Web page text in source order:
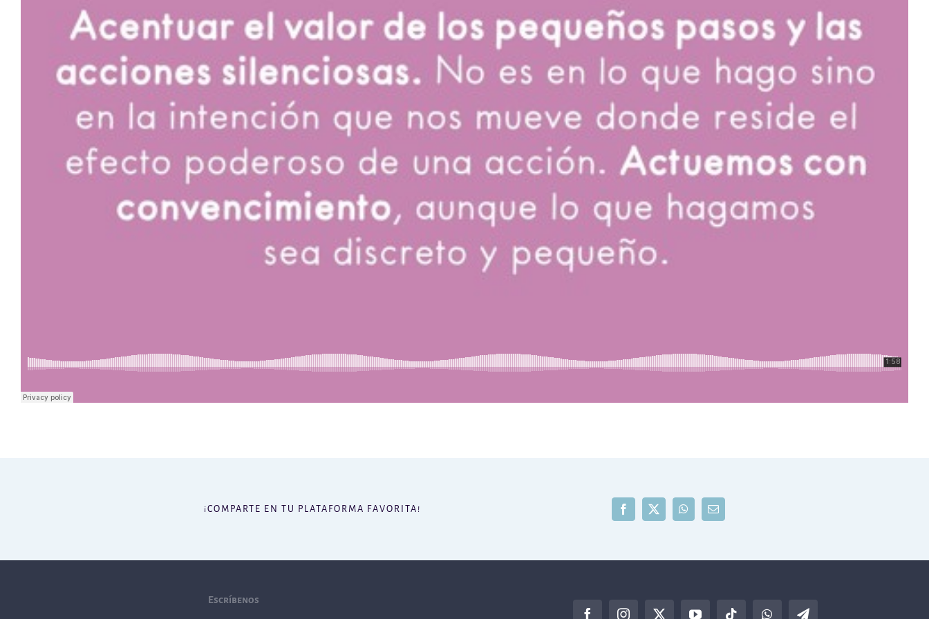
¡COMPARTE EN TU PLATAFORMA FAVORITA! Facebook
X WhatsAppCorreo
Escríbenos